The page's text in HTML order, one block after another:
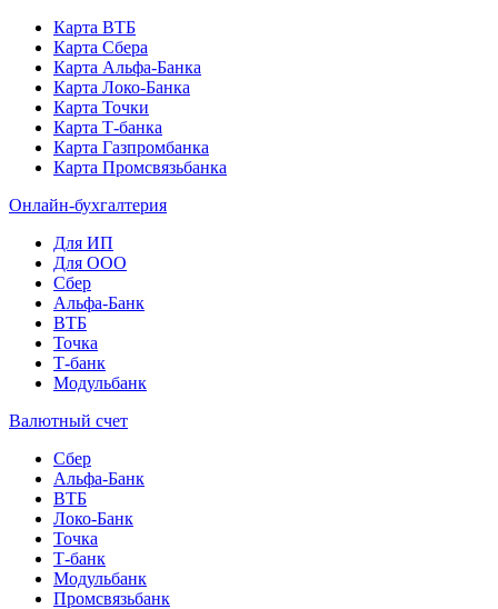
Карта ВТБ
Карта Сбера
Карта Альфа-Банка
Карта Локо-Банка
Карта Точки
Карта Т-банка
Карта Газпромбанка
Карта Промсвязьбанка
Онлайн-бухгалтерия
Для ИП
Для ООО
Сбер
Альфа-Банк
ВТБ
Точка
Т-банк
Модульбанк
Валютный счет
Сбер
Альфа-Банк
ВТБ
Локо-Банк
Точка
Т-банк
Модульбанк
Промсвязьбанк